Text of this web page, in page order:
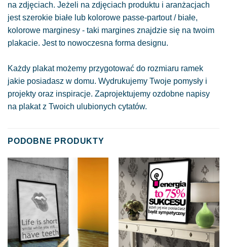
na zdjęciach. Jeżeli na zdjęciach produktu i aranżacjach
jest szerokie białe lub kolorowe passe-partout / białe,
kolorowe marginesy - taki margines znajdzie się na twoim
plakacie. Jest to nowoczesna forma designu.
Każdy plakat możemy przygotować do rozmiaru ramek
jakie posiadasz w domu. Wydrukujemy Twoje pomysły i
projekty oraz inspiracje. Zaprojektujemy ozdobne napisy
na plakat z Twoich ulubionych cytatów.
PODOBNE PRODUKTY